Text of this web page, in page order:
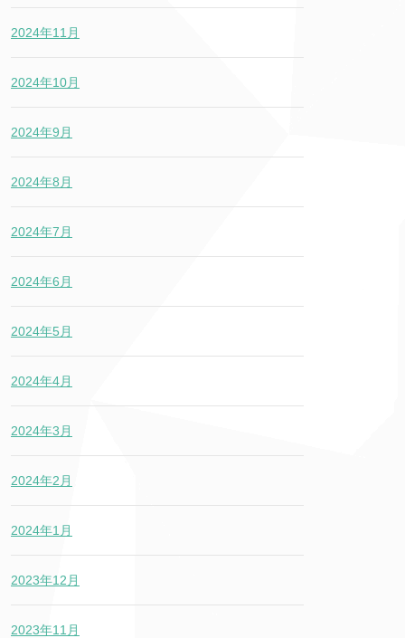
2024年11月
2024年10月
2024年9月
2024年8月
2024年7月
2024年6月
2024年5月
2024年4月
2024年3月
2024年2月
2024年1月
2023年12月
2023年11月